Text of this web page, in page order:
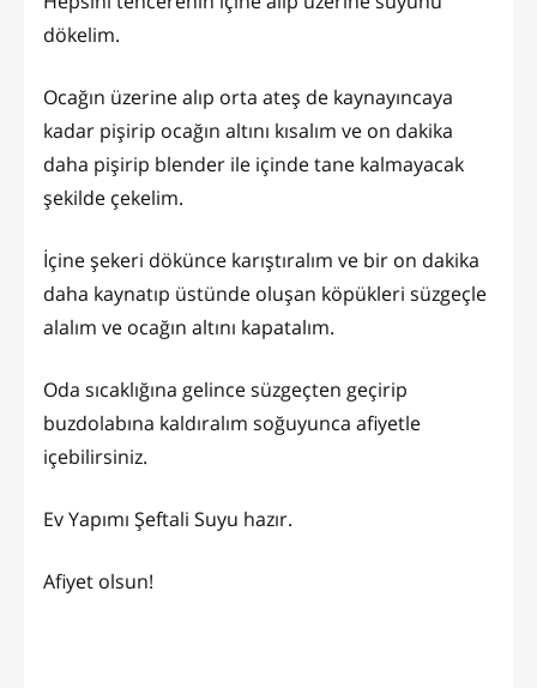
dökelim.
Ocağın üzerine alıp orta ateş de kaynayıncaya
kadar pişirip ocağın altını kısalım ve on dakika
daha pişirip blender ile içinde tane kalmayacak
şekilde çekelim.
İçine şekeri dökünce karıştıralım ve bir on dakika
daha kaynatıp üstünde oluşan köpükleri süzgeçle
alalım ve ocağın altını kapatalım.
Oda sıcaklığına gelince süzgeçten geçirip
buzdolabına kaldıralım soğuyunca afiyetle
içebilirsiniz.
Ev Yapımı Şeftali Suyu hazır.
Afiyet olsun!